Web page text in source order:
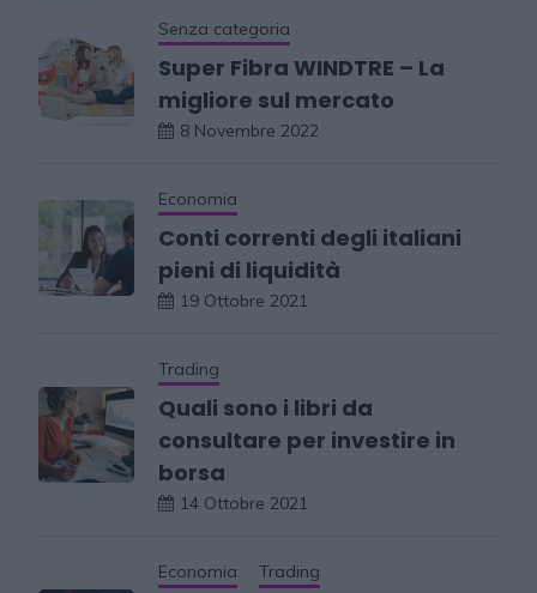
Senza categoria
Super Fibra WINDTRE – La
migliore sul mercato
8 Novembre 2022
Economia
Conti correnti degli italiani
pieni di liquidità
19 Ottobre 2021
Trading
Quali sono i libri da
consultare per investire in
borsa
14 Ottobre 2021
Economia Trading